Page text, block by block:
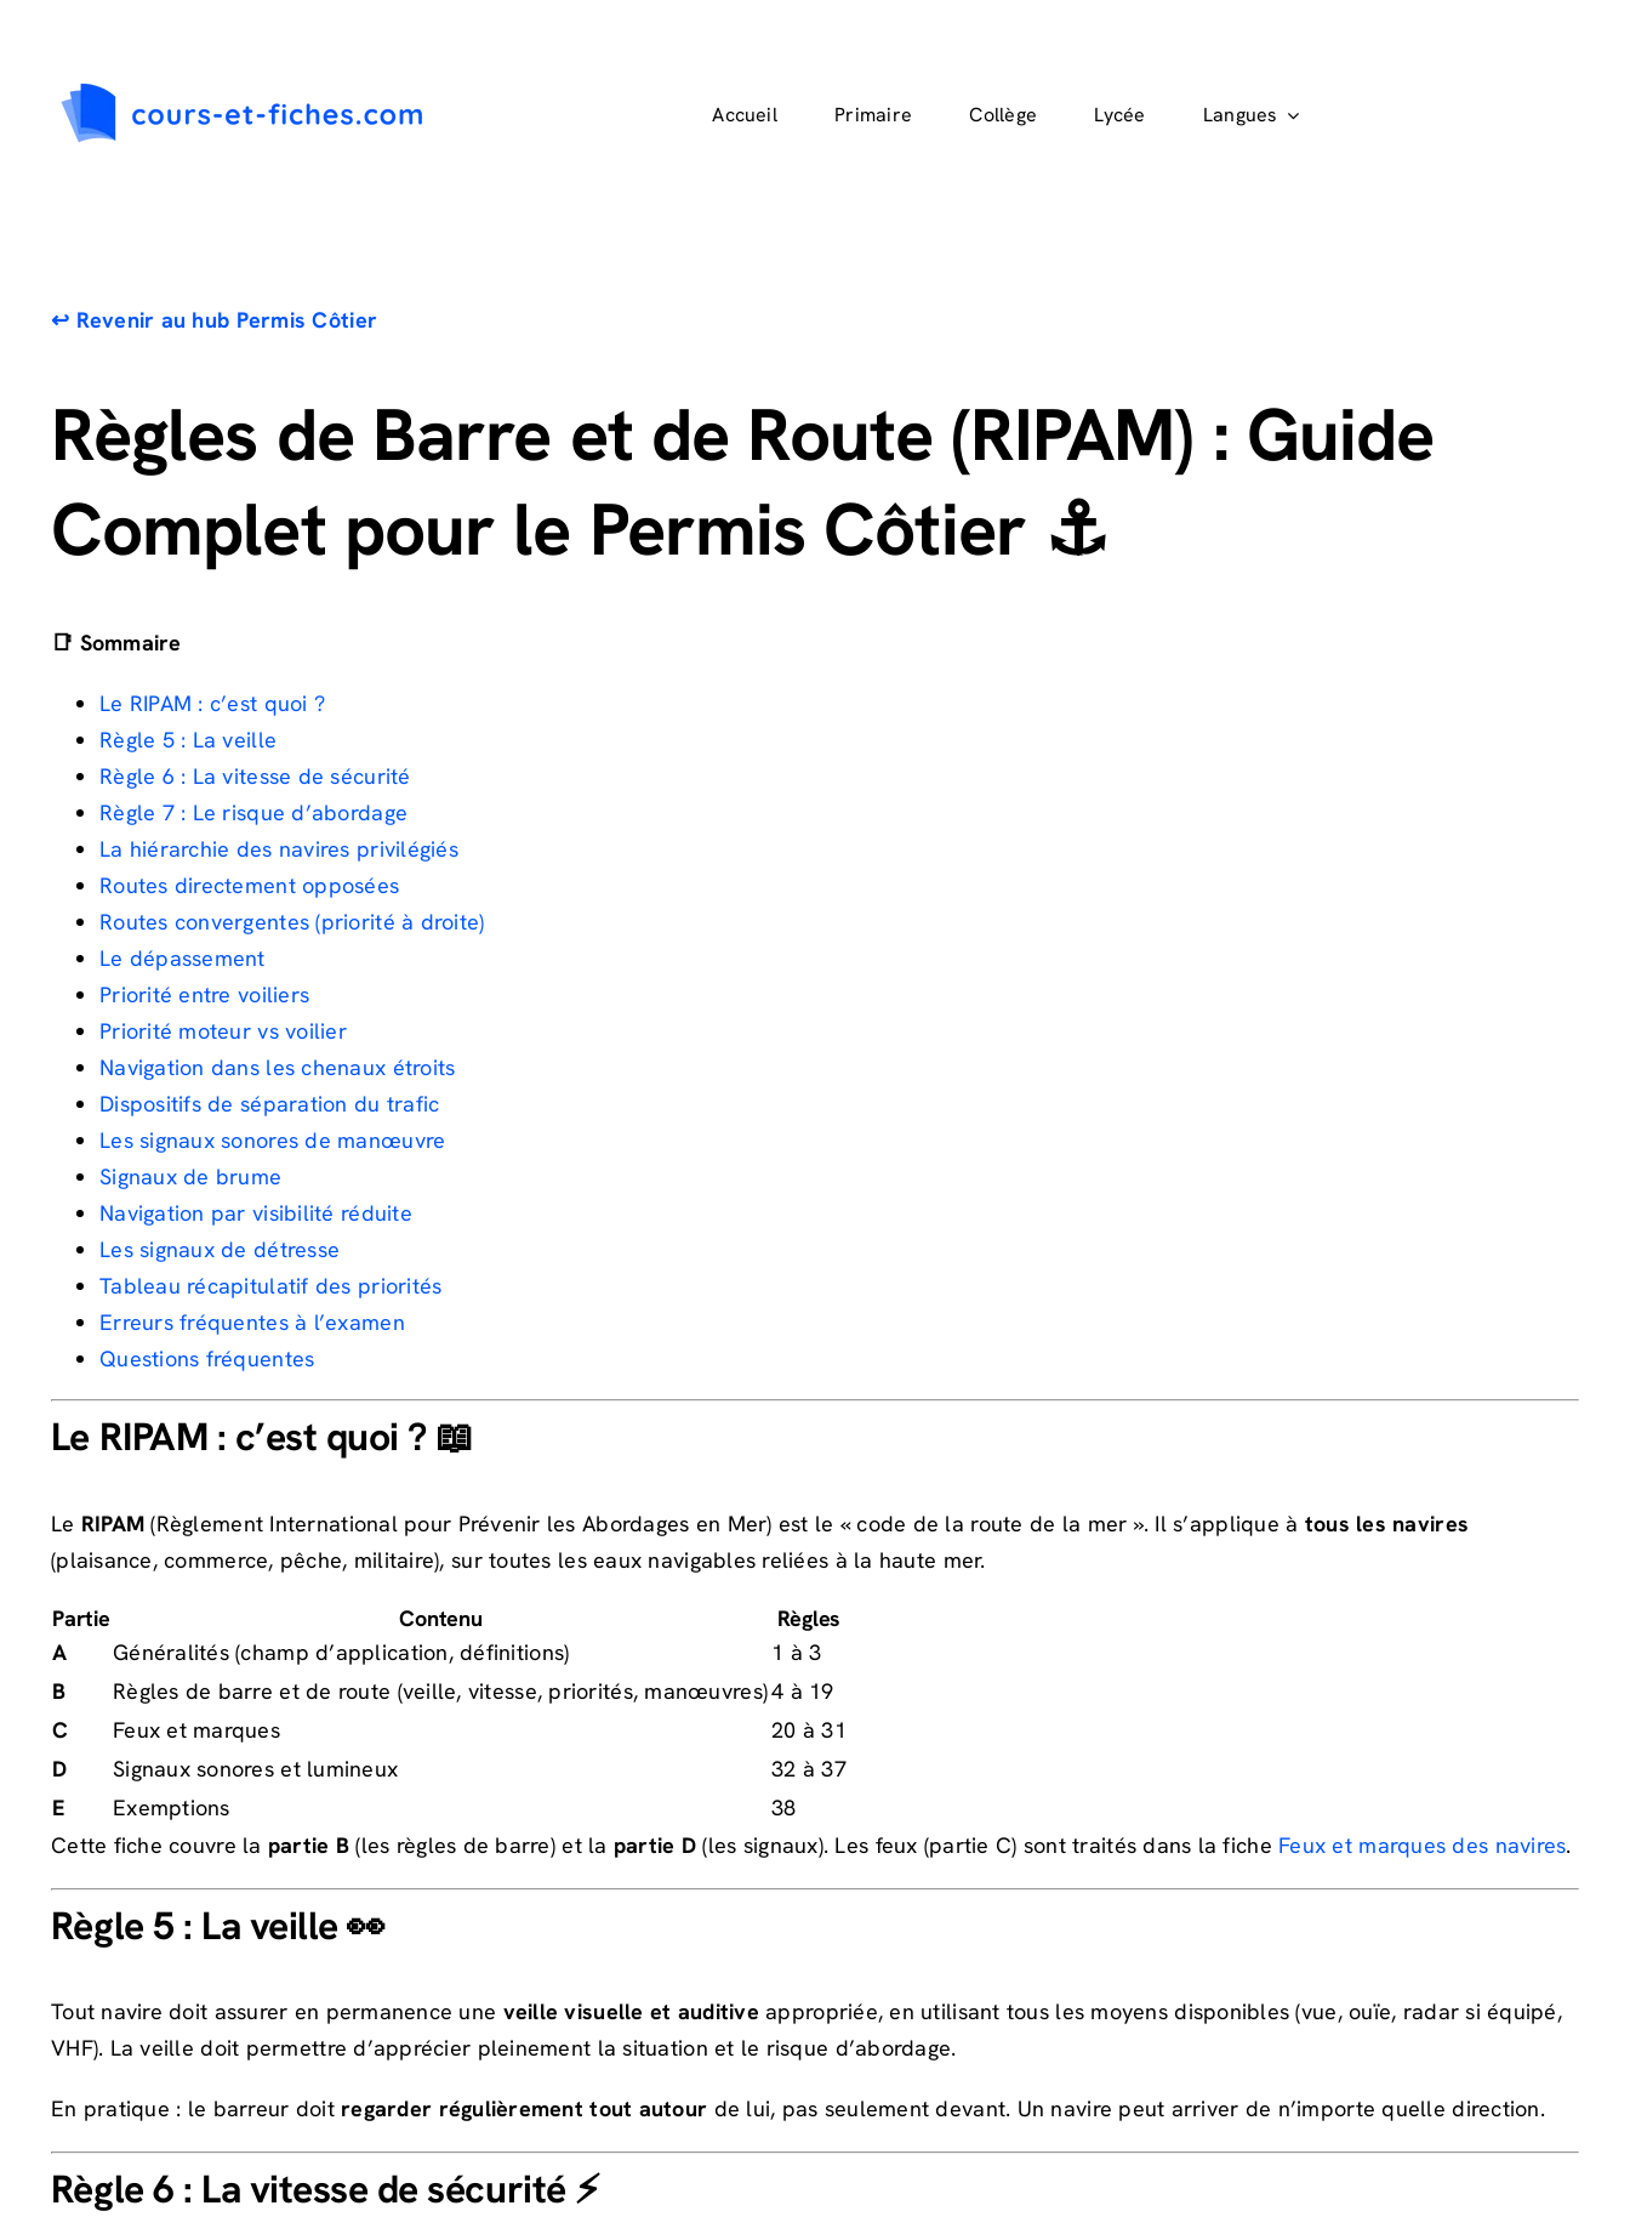
contenu
Accueil Primaire Collège Lycée Langues
↩️ Revenir au hub Permis Côtier
Règles de Barre et de Route (RIPAM) : Guide
Complet pour le Permis Côtier ⚓
📑 Sommaire
Le RIPAM : c’est quoi ?
Règle 5 : La veille
Règle 6 : La vitesse de sécurité
Règle 7 : Le risque d’abordage
La hiérarchie des navires privilégiés
Routes directement opposées
Routes convergentes (priorité à droite)
Le dépassement
Priorité entre voiliers
Priorité moteur vs voilier
Navigation dans les chenaux étroits
Dispositifs de séparation du trafic
Les signaux sonores de manœuvre
Signaux de brume
Navigation par visibilité réduite
Les signaux de détresse
Tableau récapitulatif des priorités
Erreurs fréquentes à l’examen
Questions fréquentes
Le RIPAM : c’est quoi ? 📖
Le RIPAM (Règlement International pour Prévenir les Abordages en Mer) est le « code de la route de la mer ». Il s’applique à tous les navires
(plaisance, commerce, pêche, militaire), sur toutes les eaux navigables reliées à la haute mer.
Partie Contenu
Règles
A
Généralités (champ d’application, définitions)
1 à 3
B
Règles de barre et de route (veille, vitesse, priorités, manœuvres)4 à 19
C
Feux et marques
20 à 31
D
Signaux sonores et lumineux
32 à 37
E
Exemptions
38
Cette fiche couvre la partie B (les règles de barre) et la partie D (les signaux). Les feux (partie C) sont traités dans la fiche Feux et marques des navires.
Règle 5 : La veille 👀
Tout navire doit assurer en permanence une veille visuelle et auditive appropriée, en utilisant tous les moyens disponibles (vue, ouïe, radar si équipé,
VHF). La veille doit permettre d’apprécier pleinement la situation et le risque d’abordage.
En pratique : le barreur doit regarder régulièrement tout autour de lui, pas seulement devant. Un navire peut arriver de n’importe quelle direction.
Règle 6 : La vitesse de sécurité ⚡